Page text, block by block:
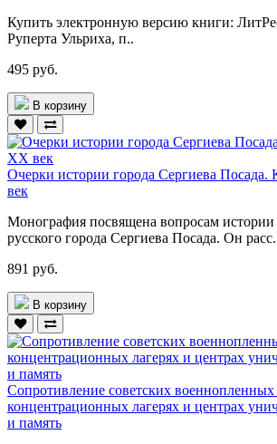
Купить электронную версию книги:
Руперта Ульриха, п..
495 руб.
В корзину
Очерки истории города Сергиева
век
Монография посвящена вопросам истории
русского города Сергиева Посада. Он
891 руб.
В корзину
Сопротивление советских
концентрационных лагерях и центрах
и память